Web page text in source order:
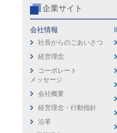
企業サイト
会社情報
社長からのごあいさつ
経営理念
コーポレート
メッセージ
会社概要
経営理念・行動指針
沿革